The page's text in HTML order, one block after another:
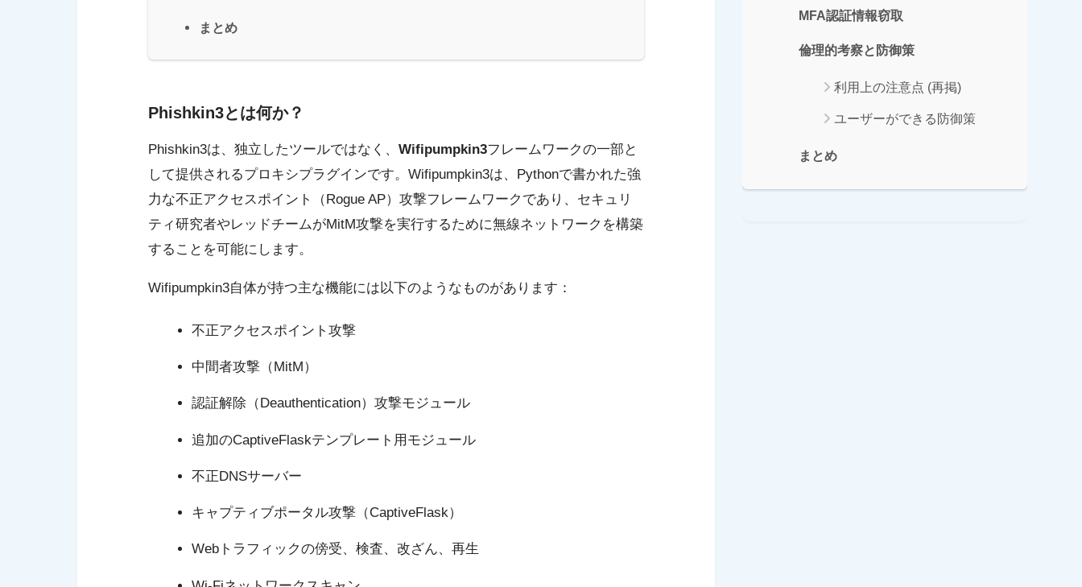
まとめ
Phishkin3とは何か？
Phishkin3は、独立したツールではなく、 Wifipumpkin3フレームワークの一部と
して提供されるプロキシプラグインです。Wifipumpkin3は、Pythonで書かれた強
力な不正アクセスポイント（Rogue AP）攻撃フレームワークであり、セキュリ
ティ研究者やレッドチームがMitM攻撃を実行するために無線ネットワークを構築
することを可能にします。
Wifipumpkin3自体が持つ主な機能には以下のようなものがあります：
不正アクセスポイント攻撃
中間者攻撃（MitM）
認証解除（Deauthentication）攻撃モジュール
追加のCaptiveFlaskテンプレート用モジュール
不正DNSサーバー
キャプティブポータル攻撃（CaptiveFlask）
Webトラフィックの傍受、検査、改ざん、再生
MFA認証情報窃取
倫理的考察と防御策
利用上の注意点 (再掲)
ユーザーができる防御策
まとめ